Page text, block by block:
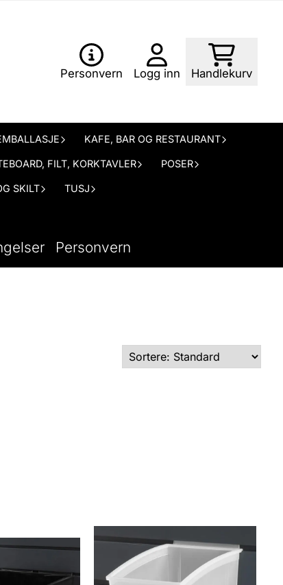
Personvern Logg inn Handlekurv
KAFE, BAR OG RESTAURANT
FILT, KORKTAVLER POSER
SKILT TUSJ
Personvern